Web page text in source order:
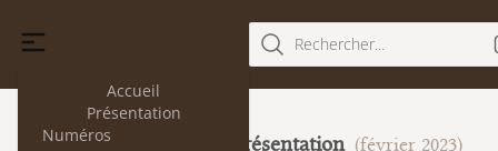
Accueil
Présentation
Numéros
Rechercher...
29 Démocratie et représentation (février 2023)